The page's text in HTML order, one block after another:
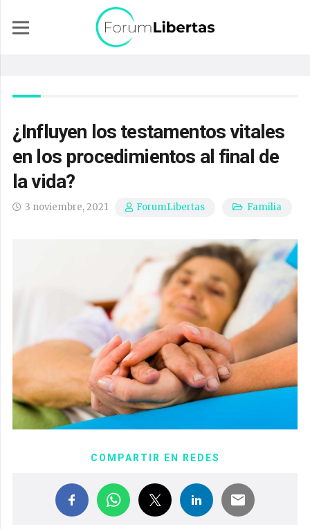
¿Influyen los testamentos vitales
en los procedimientos al final de
la vida?
3 noviembre, 2021 ForumLibertas Familia
COMPARTIR EN REDES